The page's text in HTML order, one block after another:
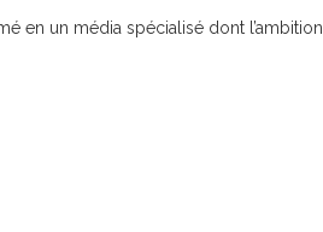
en un média spécialisé dont